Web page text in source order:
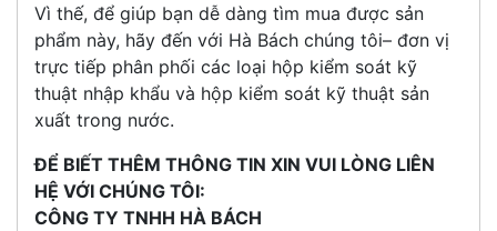
Vì thế, để giúp bạn dễ dàng tìm mua được sản
phẩm này, hãy đến với Hà Bách chúng tôi– đơn vị
trực tiếp phân phối các loại hộp kiểm soát kỹ
thuật nhập khẩu và hộp kiểm soát kỹ thuật sản
xuất trong nước.
ĐỂ BIẾT THÊM THÔNG TIN XIN VUI LÒNG LIÊN
HỆ VỚI CHÚNG TÔI:
CÔNG TY TNHH HÀ BÁCH